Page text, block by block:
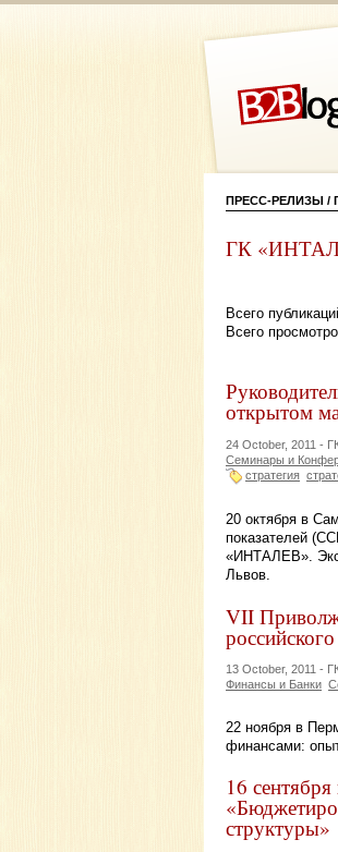
ПРЕСС-РЕЛИЗЫ /
ГК
Всего
Всего
открытом
24 October, 2011 -
Семинары и
стратегия
20 октября в
показателей
«ИНТАЛЕВ».
Львов.
VII
13 October, 2011 -
Финансы и Банки
22 ноября в
финансами:
16
структуры»